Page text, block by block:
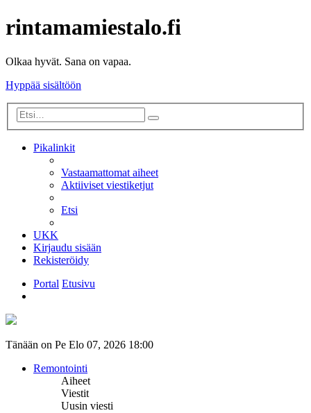
rintamamiestalo.fi
Olkaa hyvät. Sana on vapaa.
Hyppää sisältöön
Etsi
Pikalinkit
Vastaamattomat aiheet
Aktiiviset viestiketjut
Etsi
UKK
Kirjaudu sisään
Rekisteröidy
Portal Etusivu
Tänään on Pe Elo 07, 2026 18:00
Remontointi
Aiheet
Viestit
Uusin viesti